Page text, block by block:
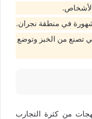
في منطقة نجران.
تصنع من الخبز وتوضع
من كثرة التجارب